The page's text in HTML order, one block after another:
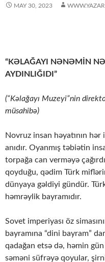
MAY 30, 2023
“KƏLAĞAYI NƏNƏMİN
AYDINLIĞIDI”
(“Kəlağayı Muzeyi”nin
müsahibə)
Novruz insan həyatının
anıdır. Oyanmış təbiətin
torpağa can verməyə
qoyduğu, qədim Türk
dünyaya gəldiyi gündür.
həmrəylik bayramıdır.
Sovet imperiyası öz
bayramına “dini bayram”
qadağan etsə də, həmin
səməni süfrəyə qoyular,